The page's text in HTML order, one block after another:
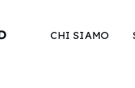
CHI SIAMO